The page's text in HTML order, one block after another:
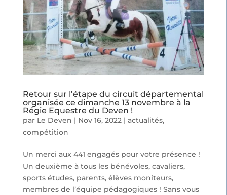
Retour sur l’étape du circuit départemental
organisée ce dimanche 13 novembre à la
Régie Equestre du Deven !
par Le Deven | Nov 16, 2022| actualités,
compétition
Un merci aux 441 engagés pour votre présence !
Un deuxième à tous les bénévoles, cavaliers,
sports études, parents, élèves moniteurs,
membres de l’équipe pédagogiques ! Sans vous